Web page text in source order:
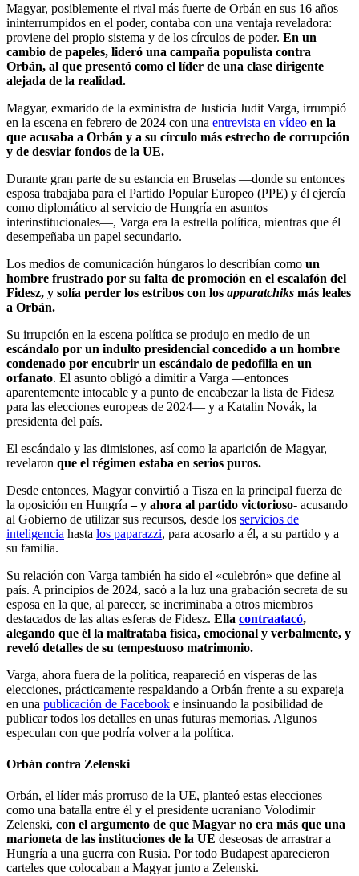
Magyar, posiblemente el rival más fuerte de Orbán en sus 16 años
ininterrumpidos en el poder, contaba con una ventaja reveladora:
proviene del propio sistema y de los círculos de poder. En un
cambio de papeles, lideró una campaña populista contra
Orbán, al que presentó como el líder de una clase dirigente
alejada de la realidad.
Magyar, exmarido de la exministra de Justicia Judit Varga, irrumpió
en la escena en febrero de 2024 con una entrevista en vídeo en la
que acusaba a Orbán y a su círculo más estrecho de corrupción
y de desviar fondos de la UE.
Durante gran parte de su estancia en Bruselas —donde su entonces
esposa trabajaba para el Partido Popular Europeo (PPE) y él ejercía
como diplomático al servicio de Hungría en asuntos
interinstitucionales—, Varga era la estrella política, mientras que él
desempeñaba un papel secundario.
Los medios de comunicación húngaros lo describían como un
hombre frustrado por su falta de promoción en el escalafón del
Fidesz, y solía perder los estribos con los apparatchiks más leales
a Orbán.
Su irrupción en la escena política se produjo en medio de un
escándalo por un indulto presidencial concedido a un hombre
condenado por encubrir un escándalo de pedofilia en un
orfanato. El asunto obligó a dimitir a Varga —entonces
aparentemente intocable y a punto de encabezar la lista de Fidesz
para las elecciones europeas de 2024— y a Katalin Novák, la
presidenta del país.
El escándalo y las dimisiones, así como la aparición de Magyar,
revelaron que el régimen estaba en serios puros.
Desde entonces, Magyar convirtió a Tisza en la principal fuerza de
la oposición en Hungría– y ahora al partido victorioso- acusando
al Gobierno de utilizar sus recursos, desde los servicios de
inteligencia hasta los paparazzi, para acosarlo a él, a su partido y a
su familia.
Su relación con Varga también ha sido el «culebrón» que define al
país. A principios de 2024, sacó a la luz una grabación secreta de su
esposa en la que, al parecer, se incriminaba a otros miembros
destacados de las altas esferas de Fidesz. Ella contraatacó,
alegando que él la maltrataba física, emocional y verbalmente, y
reveló detalles de su tempestuoso matrimonio.
Varga, ahora fuera de la política, reapareció en vísperas de las
elecciones, prácticamente respaldando a Orbán frente a su expareja
en una publicación de Facebook e insinuando la posibilidad de
publicar todos los detalles en unas futuras memorias. Algunos
especulan con que podría volver a la política.
Orbán contra Zelenski
Orbán, el líder más prorruso de la UE, planteó estas elecciones
como una batalla entre él y el presidente ucraniano Volodimir
Zelenski, con el argumento de que Magyar no era más que una
marioneta de las instituciones de la UE deseosas de arrastrar a
Hungría a una guerra con Rusia. Por todo Budapest aparecieron
carteles que colocaban a Magyar junto a Zelenski.